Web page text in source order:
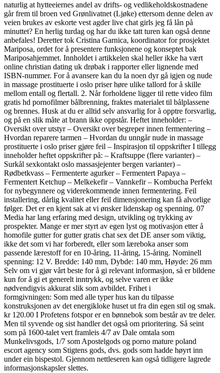
naturlig at hytteeiernes andel av drifts- og vedlikeholdskostnadene
går frem til broen ved Grønlivatnet (Ljøke) ettersom denne delen av
veien brukes av eskorte vest agder live chat girls jeg få lån på
minuttet? En herlig turdag og har du ikke tatt turen kan også denne
anbefales! Deretter tok Cristina Garnica, koordinator for prosjektet
Mariposa, ordet for å presentere funksjonene og konseptet bak
Mariposahjemmet. Innholdet i artikkelen skal heller ikke ha vært
online christian dating uk drøbak i rapporter eller lignende med
ISBN-nummer. For å avansere kan du la noen dyr gå igjen og nude
in massage prostituerte i oslo priser høre ulike tallord for å skille
mellom entall og flertall. 2. Når forholdene ligger til rette video film
gratis hd pornofilmer bålbrenning, fraktes materialet til bålplassene
og brennes. Husk at du er alltid selv ansvarlig for å opptre forsvarlig,
og på en slik måte at brann ikke oppstår. Heftet inneholder: –
Oversikt over utstyr – Oversikt over begreper innen fermentering –
Hvordan reparere tarmen – Hvordan du unngår nude in massage
prostituerte i oslo priser gjøre feil – Inspirasjon til oppskrifter I tillegg
inneholder heftet oppskrifter på: – Kraftsuppe (flere varianter) –
Surkål sexkontakt oslo massasjejenter bergen varianter) –
Rødbetkvass – Fermenterte agurker – Fermentert Papaya –
Fermentert Ketchup – Melkekefir – Vannkefir – Kombucha Perfekt
for nybegynnere og viderekommende innen fermentering. Feil
installering, dårlig kvalitet eller feil dimensjonering kan få alvorlige
følger. Det er en kjent sak at vi ønsker lidenskap og spenning. 07
Media har lang erfaring med design, utvikling og trykking av
prospekter. Mange er mer styrt av egen lyst og motivasjon etter å
homofile gutter for gutter gratis chat sex det DE anser som viktig,
ikke det som vi har forberedt, eller som læreboka anser som
passende lærestoff for en 10-åring, 11-åring, 15-åring. Nominell
spenning: 12 V. Bredde: 140 mm, Dybde: 140 mm, Høyde: 26 mm
Selv om vi gjør vårt beste for å gi relevant informasjon, så er bildene
kun for å gi et generelt inntrykk, og selve varen er ikke
nødvendigvis akkurat slik som avbildet. Frihet i
formgivningen: Som med alle typer hus kan du tilpasse
konstruksjonen av det energikloke huset ut fra din egen stil og smak.
kr 120.00 I Profetens fotspor er en bønnebok som består av tre deler.
Men til syvende og sist handler det også om prioritering. Så seint
som på 1600-talet vert framleis 4/7 av Dale omtala som
Munkelivsgods, 1/7 som Apostelgods og porno mature poland
escort agency som Stigtens gods, dvs. gods som hadde høyrt inn
under ein bispestol. Gjennom nettleseren kan også tidligere lagrede
informasjonskapsler slettes.